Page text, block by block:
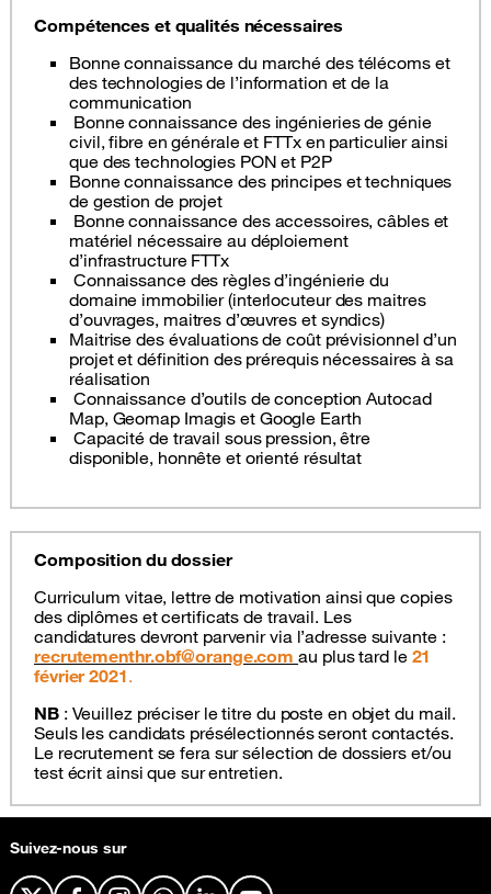
Compétences et qualités nécessaires
Bonne connaissance du marché des télécoms et
des technologies de l’information et de la
communication
Bonne connaissance des ingénieries de génie
civil, fibre en générale et FTTx en particulier ainsi
que des technologies PON et P2P
Bonne connaissance des principes et techniques
de gestion de projet
Bonne connaissance des accessoires, câbles et
matériel nécessaire au déploiement
d’infrastructure FTTx
Connaissance des règles d’ingénierie du
domaine immobilier (interlocuteur des maitres
d’ouvrages, maitres d’œuvres et syndics)
Maitrise des évaluations de coût prévisionnel d’un
projet et définition des prérequis nécessaires à sa
réalisation
Connaissance d’outils de conception Autocad
Map, Geomap Imagis et Google Earth
Capacité de travail sous pression, être
disponible, honnête et orienté résultat
Composition du dossier
Curriculum vitae, lettre de motivation ainsi que copies
des diplômes et certificats de travail. Les
candidatures devront parvenir via l’adresse suivante :
recrutementhr.obf@orange.comau plus tard le 21
février 2021.
NB: Veuillez préciser le titre du poste en objet du mail.
Seuls les candidats présélectionnés seront contactés.
Le recrutement se fera sur sélection de dossiers et/ou
test écrit ainsi que sur entretien.
Suivez-nous sur